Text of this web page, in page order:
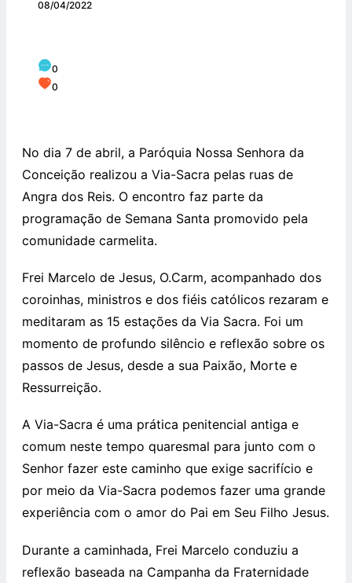
08/04/2022
0
0
No dia 7 de abril, a Paróquia Nossa Senhora da
Conceição realizou a Via-Sacra pelas ruas de
Angra dos Reis. O encontro faz parte da
programação de Semana Santa promovido pela
comunidade carmelita.
Frei Marcelo de Jesus, O.Carm, acompanhado dos
coroinhas, ministros e dos fiéis católicos rezaram e
meditaram as 15 estações da Via Sacra. Foi um
momento de profundo silêncio e reflexão sobre os
passos de Jesus, desde a sua Paixão, Morte e
Ressurreição.
A Via-Sacra é uma prática penitencial antiga e
comum neste tempo quaresmal para junto com o
Senhor fazer este caminho que exige sacrifício e
por meio da Via-Sacra podemos fazer uma grande
experiência com o amor do Pai em Seu Filho Jesus.
Durante a caminhada, Frei Marcelo conduziu a
reflexão baseada na Campanha da Fraternidade